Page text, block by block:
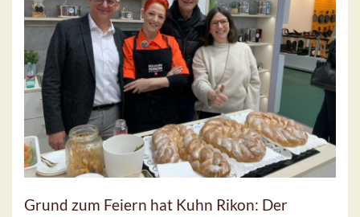
Grund zum Feiern hat Kuhn Rikon: Der